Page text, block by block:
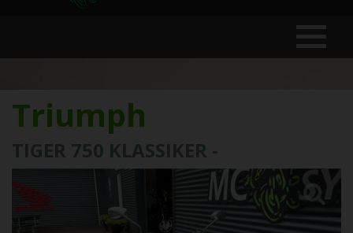
Triumph
TIGER 750 KLASSIKER -